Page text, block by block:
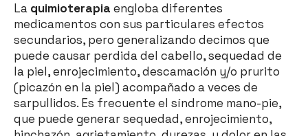
La quimioterapia engloba diferentes
medicamentos con sus particulares efectos
secundarios, pero generalizando decimos que
puede causar perdida del cabello, sequedad de
la piel, enrojecimiento, descamación y/o prurito
(picazón en la piel) acompañado a veces de
sarpullidos. Es frecuente el síndrome mano-pie,
que puede generar sequedad, enrojecimiento,